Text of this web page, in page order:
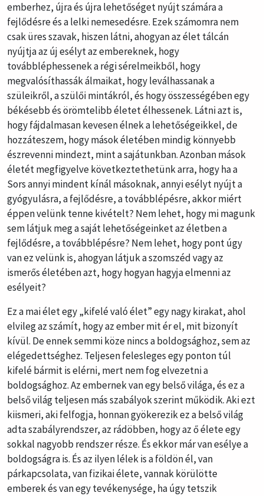
emberhez, újra és újra lehetőséget nyújt számára a
fejlődésre és a lelki nemesedésre. Ezek számomra nem
csak üres szavak, hiszen látni, ahogyan az élet tálcán
nyújtja az új esélyt az embereknek, hogy
továbbléphessenek a régi sérelmeikből, hogy
megvalósíthassák álmaikat, hogy leválhassanak a
szüleikről, a szülői mintákról, és hogy összességében egy
békésebb és örömtelibb életet élhessenek. Látni azt is,
hogy fájdalmasan kevesen élnek a lehetőségeikkel, de
hozzáteszem, hogy mások életében mindig könnyebb
észrevenni mindezt, mint a sajátunkban. Azonban mások
életét megfigyelve következtethetünk arra, hogy ha a
Sors annyi mindent kínál másoknak, annyi esélyt nyújt a
gyógyulásra, a fejlődésre, a továbblépésre, akkor miért
éppen velünk tenne kivételt? Nem lehet, hogy mi magunk
sem látjuk meg a saját lehetőségeinket az életben a
fejlődésre, a továbblépésre? Nem lehet, hogy pont úgy
van ez velünk is, ahogyan látjuk a szomszéd vagy az
ismerős életében azt, hogy hogyan hagyja elmenni az
esélyeit?
Ez a mai élet egy „kifelé való élet” egy nagy kirakat, ahol
elvileg az számít, hogy az ember mit ér el, mit bizonyít
kívül. De ennek semmi köze nincs a boldogsághoz, sem az
elégedettséghez. Teljesen felesleges egy ponton túl
kifelé bármit is elérni, mert nem fog elvezetni a
boldogsághoz. Az embernek van egy belső világa, és ez a
belső világ teljesen más szabályok szerint működik. Aki ezt
kiismeri, aki felfogja, honnan gyökerezik ez a belső világ
adta szabályrendszer, az rádöbben, hogy az ő élete egy
sokkal nagyobb rendszer része. És ekkor már van esélye a
boldogságra is. És az ilyen lélek is a földön él, van
párkapcsolata, van fizikai élete, vannak körülötte
emberek és van egy tevékenysége, ha úgy tetszik